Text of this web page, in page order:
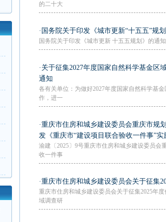
的二十大
·国务院关于印发《城市更新“十五五”规
国务院关于印发《城市更新 十五五规划》的通知
·关于征集2027年度国家自然科学基金区
通知
各有关单位：为做好2027年度国家自然科学基
作，进一
·重庆市住房和城乡建设委员会重庆市规
发《重庆市“建设项目联合验收一件事”实
渝建〔2025〕9号重庆市住房和城乡建设委员
收一件事
·重庆市住房和城乡建设委员会关于征集
重庆市住房和城乡建设委员会关于征集2025年
域调查研